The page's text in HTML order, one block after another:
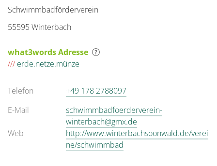
Schwimmbadförderverein
55595 Winterbach
what3words Adresse
/// erde.netze.münze
Telefon
+49 178 2788097
E-Mail
schwimmbadfoerderverein-
winterbach@gmx.de
Web
http://www.winterbachsoonwald.de/verei
ne/schwimmbad